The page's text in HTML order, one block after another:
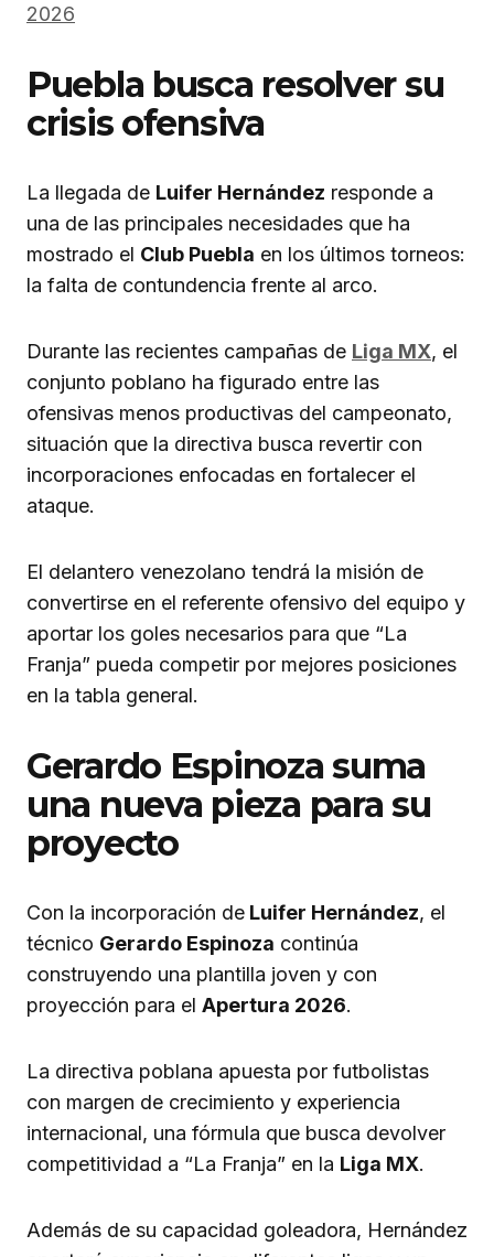
2026
Puebla busca resolver su
crisis ofensiva
La llegada de Luifer Hernández responde a
una de las principales necesidades que ha
mostrado el Club Puebla en los últimos torneos:
la falta de contundencia frente al arco.
Durante las recientes campañas de Liga MX, el
conjunto poblano ha figurado entre las
ofensivas menos productivas del campeonato,
situación que la directiva busca revertir con
incorporaciones enfocadas en fortalecer el
ataque.
El delantero venezolano tendrá la misión de
convertirse en el referente ofensivo del equipo y
aportar los goles necesarios para que “La
Franja” pueda competir por mejores posiciones
en la tabla general.
Gerardo Espinoza suma
una nueva pieza para su
proyecto
Con la incorporación de Luifer Hernández, el
técnico Gerardo Espinoza continúa
construyendo una plantilla joven y con
proyección para el Apertura 2026.
La directiva poblana apuesta por futbolistas
con margen de crecimiento y experiencia
internacional, una fórmula que busca devolver
competitividad a “La Franja” en la Liga MX.
Además de su capacidad goleadora, Hernández